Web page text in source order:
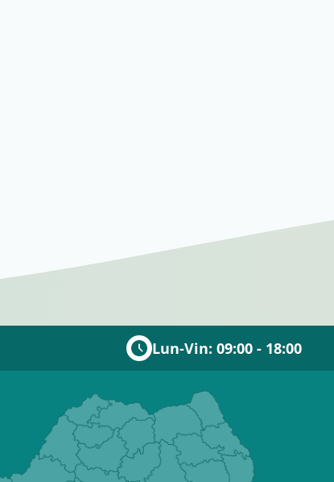
Lun-Vin: 09:00 - 18:00